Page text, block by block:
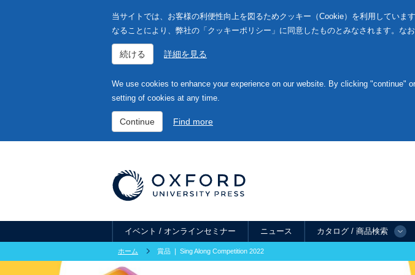
当サイトでは、お客様の利便性向上を図るためクッキー（Cookie）を利用してい
なることにより、弊社の「クッキーポリシー」に同意したものとみなされます。な
続ける 詳細を見る
We use cookies to enhance your experience on our website. By clicking "continue"
setting of cookies at any time.
Continue Find more
イベント / オンラインセミナー ニュース カタログ / 商品検索
ホーム 賞品 ❘ Sing Along Competition 2022